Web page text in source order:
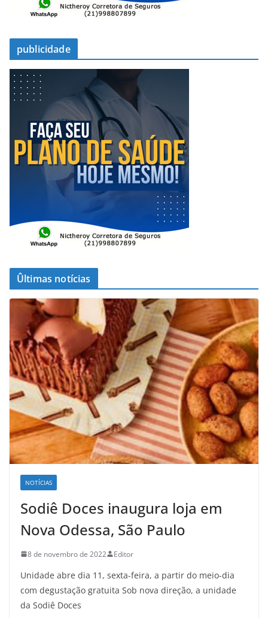
publicidade
Ûltimas notícias
NOTÍCIAS
Sodiê Doces inaugura loja em
Nova Odessa, São Paulo
8 de novembro de 2022 Editor
Unidade abre dia 11, sexta-feira, a partir do meio-dia
com degustação gratuita Sob nova direção, a unidade
da Sodiê Doces